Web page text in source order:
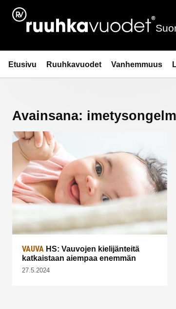
Siirry
sisältöön
Ruuhkavuodet.fi
Etusivu Ruuhkavuodet Vanhemmuus
Avainsana:
VAUVA HS: Vauvojen kielijänteitä
katkaistaan aiempaa enemmän
27.5.2024